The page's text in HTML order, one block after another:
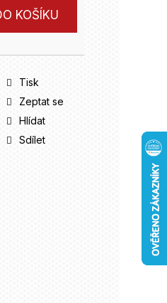
KOŠÍKU
Tisk
Zeptat se
Hlídat
Sdílet